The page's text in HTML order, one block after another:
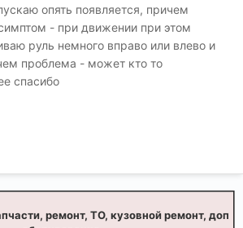
опять появляется, причем
- при движении при этом
руль немного вправо или влево и
проблема - может кто то
спасибо
ремонт, ТО, кузовной ремонт, доп